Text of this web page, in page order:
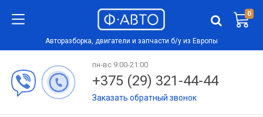
0
Авторазборка, двигатели и запчасти б/у из Европы
пн-вс 9:00-21:00
+375 (29) 321-44-44
Заказать обратный звонок